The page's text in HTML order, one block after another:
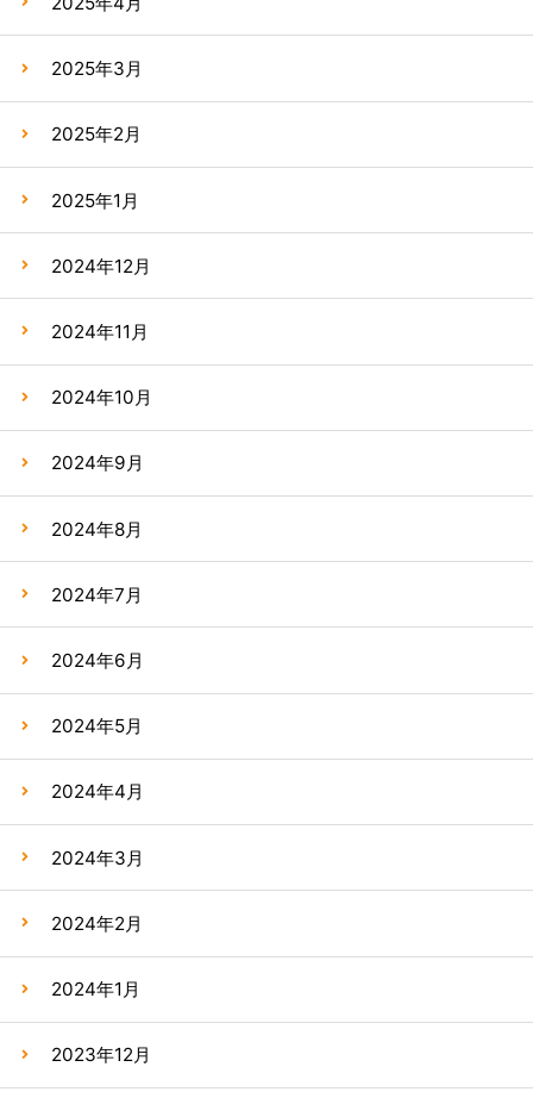
2025年3月
2025年2月
2025年1月
2024年12月
2024年11月
2024年10月
2024年9月
2024年8月
2024年7月
2024年6月
2024年5月
2024年4月
2024年3月
2024年2月
2024年1月
2023年12月